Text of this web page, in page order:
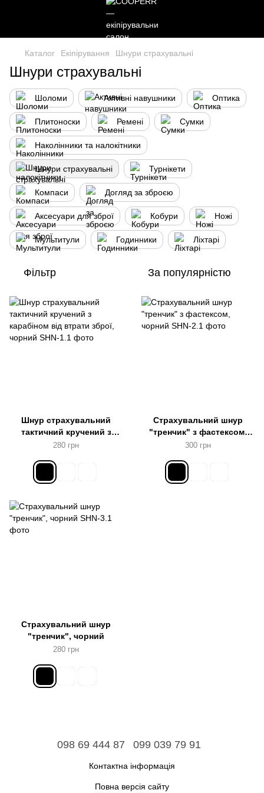
Каталог Екіпірування Шнури страхувальні
Шнури страхувальні
Шоломи Активні навушники Оптика
Плитоноски Ремені Сумки
Наколінники та налокітники
Шнури страхувальні Турнікети
Компаси Догляд за зброєю
Аксесуари для зброї Кобури Ножі
Мультитули Годинники Ліхтарі
Фільтр За популярністю
Шнур страхувальний
тактичний кручений з
карабіном від втрати
280 грн
Страхувальний шнур
"тренчик" з фастексом,
чорний
300 грн
Страхувальний шнур
"тренчик", чорний
280 грн
098 69 444 87 099 039 79 91
Контактна інформація
Повна версія сайту